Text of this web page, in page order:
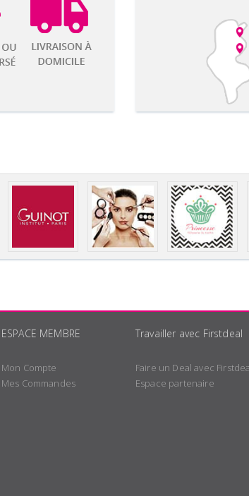
ESPACE MEMBRE
Mon Compte
Mes Commandes
Travailler avec Firstdeal
Faire un Deal avec
Espace partenaire